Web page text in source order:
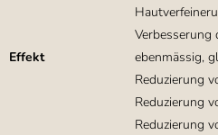
Effekt
Verbesserung
ebenmässig,
Reduzierung
Reduzierung
Reduzierung